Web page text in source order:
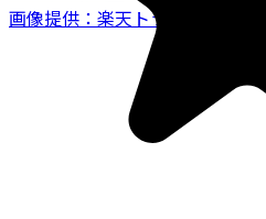
画像提供：楽天トラベル